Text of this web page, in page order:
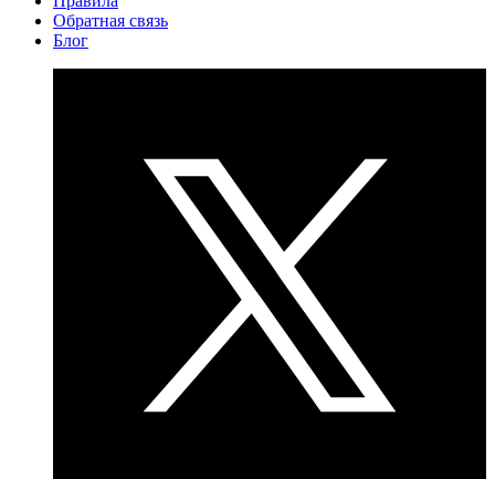
Обратная связь
Блог